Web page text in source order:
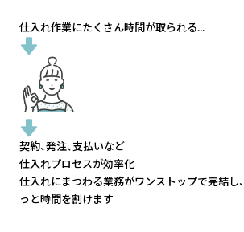
仕入れ作業にたくさん時間が取られる...
契約、発注、支払いなど
仕入れプロセスが効率化
仕入れにまつわる業務がワンストップで完結し、
っと時間を割けます